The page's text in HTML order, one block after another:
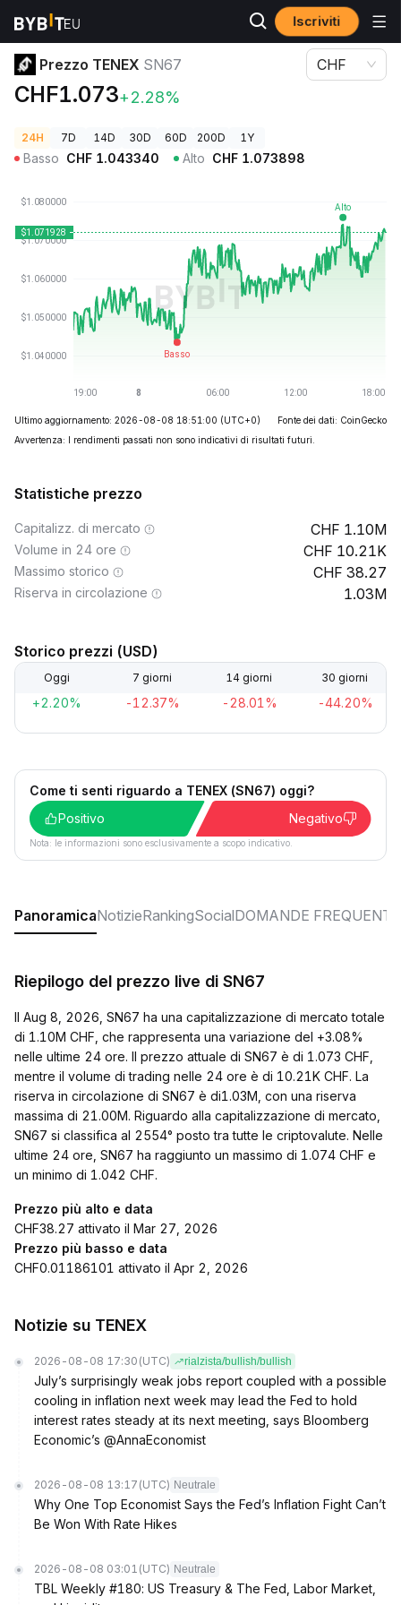
Iscriviti
Prezzi Crypto
Prezzo TENEX SN67
CHF1.073+2.28%
CHF
24H 7D 14D 30D 60D 200D 1Y
Basso CHF 1.043340 Alto CHF 1.073898
Ultimo aggiornamento: 2026-08-08 18:51:00 (UTC+0)
Fonte dei dati: CoinGecko
Avvertenza: I rendimenti passati non sono indicativi di risultati futuri.
Statistiche prezzo
Capitalizz. di mercato 1.10M
Volume in 24 ore 10.21K
Massimo storico 38.27
Riserva in circolazione 1.03M
Storico prezzi (USD)
Oggi 7 giorni 14 giorni 30 giorni
+2.20% -12.37% -28.01% -44.20%
Come ti senti riguardo a TENEX (SN67) oggi?
Positivo
Negativo
Nota: le informazioni sono esclusivamente a scopo indicativo.
PanoramicaNotizieRankingSocialDOMANDE FREQUENTI
Riepilogo del prezzo live di SN67
Il Aug 8, 2026, SN67 ha una capitalizzazione di mercato totale
di 1.10M CHF, che rappresenta una variazione del +3.08%
nelle ultime 24 ore. Il prezzo attuale di SN67 è di 1.073 CHF,
mentre il volume di trading nelle 24 ore è di 10.21K CHF. La
riserva in circolazione di SN67 è di1.03M, con una riserva
massima di 21.00M. Riguardo alla capitalizzazione di mercato,
SN67 si classifica al 2554° posto tra tutte le criptovalute. Nelle
ultime 24 ore, SN67 ha raggiunto un massimo di 1.074 CHF e
un minimo di 1.042 CHF.
Prezzo più alto e data
CHF38.27 attivato il Mar 27, 2026
Prezzo più basso e data
CHF0.01186101 attivato il Apr 2, 2026
Notizie su TENEX
2026-08-08 17:30 (UTC) rialzista/bullish/bullish
July’s surprisingly weak jobs report coupled with a possible
cooling in inflation next week may lead the Fed to hold
interest rates steady at its next meeting, says Bloomberg
Economic’s @AnnaEconomist
2026-08-08 13:17 (UTC) Neutrale
Why One Top Economist Says the Fed’s Inflation Fight Can’t
Be Won With Rate Hikes
2026-08-08 03:01 (UTC) Neutrale
TBL Weekly #180: US Treasury & The Fed, Labor Market,